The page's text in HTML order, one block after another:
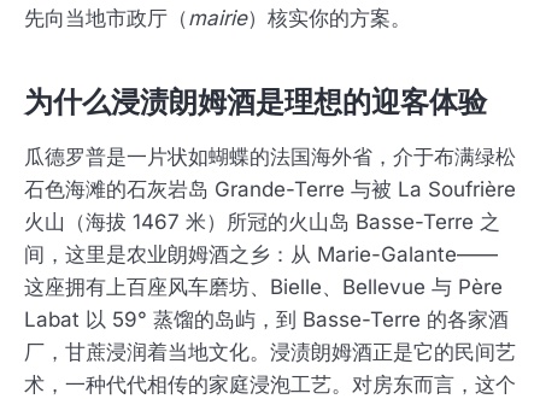
先向当地市政厅（mairie）核实你的方案。
为什么浸渍朗姆酒是理想的迎客体验
瓜德罗普是一片状如蝴蝶的法国海外省，介于布满绿松
石色海滩的石灰岩岛 Grande-Terre 与被 La Soufrière
火山（海拔 1467 米）所冠的火山岛 Basse-Terre 之
间，这里是农业朗姆酒之乡：从 Marie-Galante——
这座拥有上百座风车磨坊、Bielle、Bellevue 与 Père
Labat 以 59° 蒸馏的岛屿，到 Basse-Terre 的各家酒
厂，甘蔗浸润着当地文化。浸渍朗姆酒正是它的民间艺
术，一种代代相传的家庭浸泡工艺。对房东而言，这个